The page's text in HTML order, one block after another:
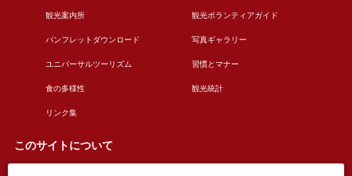
観光案内所 観光ボランティアガイド
パンフレットダウンロード 写真ギャラリー
ユニバーサルツーリズム 習慣とマナー
食の多様性 観光統計
リンク集
このサイトについて